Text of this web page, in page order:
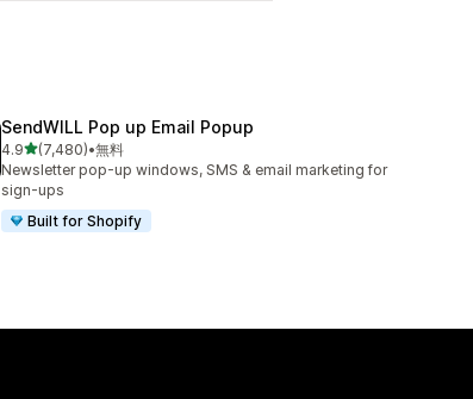
SendWILL Pop up Email Popup
4.95つ星中
(7,480)
合計レビュー数：7480件
•無料
Newsletter pop-up windows, SMS & email marketing for
sign-ups
Built for Shopify